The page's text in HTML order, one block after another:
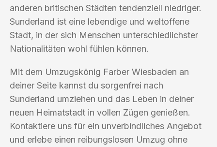
anderen britischen Städten tendenziell niedriger.
Sunderland ist eine lebendige und weltoffene
Stadt, in der sich Menschen unterschiedlichster
Nationalitäten wohl fühlen können.
Mit dem Umzugskönig Farber Wiesbaden an
deiner Seite kannst du sorgenfrei nach
Sunderland umziehen und das Leben in deiner
neuen Heimatstadt in vollen Zügen genießen.
Kontaktiere uns für ein unverbindliches Angebot
und erlebe einen reibungslosen Umzug ohne